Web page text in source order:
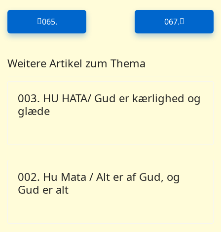
Forrige artikel: 065.
065. Næste
067.
Weitere Artikel zum Thema
003. HU HATA/ Gud er kærlighed og
glæde
002. Hu Mata / Alt er af Gud, og
Gud er alt